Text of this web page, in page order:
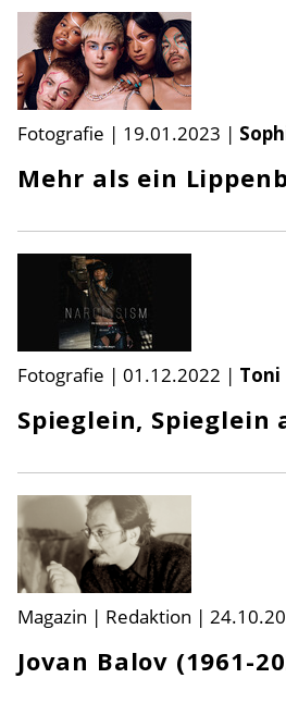
Fotografie | 19.01.2023 |
Mehr als ein
Fotografie | 01.12.2022 |
Spieglein, Spieglein
Magazin | Redaktion |
Jovan Balov (1961-